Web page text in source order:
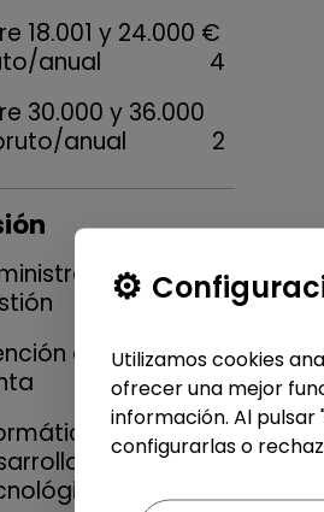
18.001 y 24.000 €
anual
4
30.000 y 36.000
anual
2
y
1
al Cliente y
2
y
2
Utilizamos cookies
ofrecer una mejor
información. Al
configurarlas o